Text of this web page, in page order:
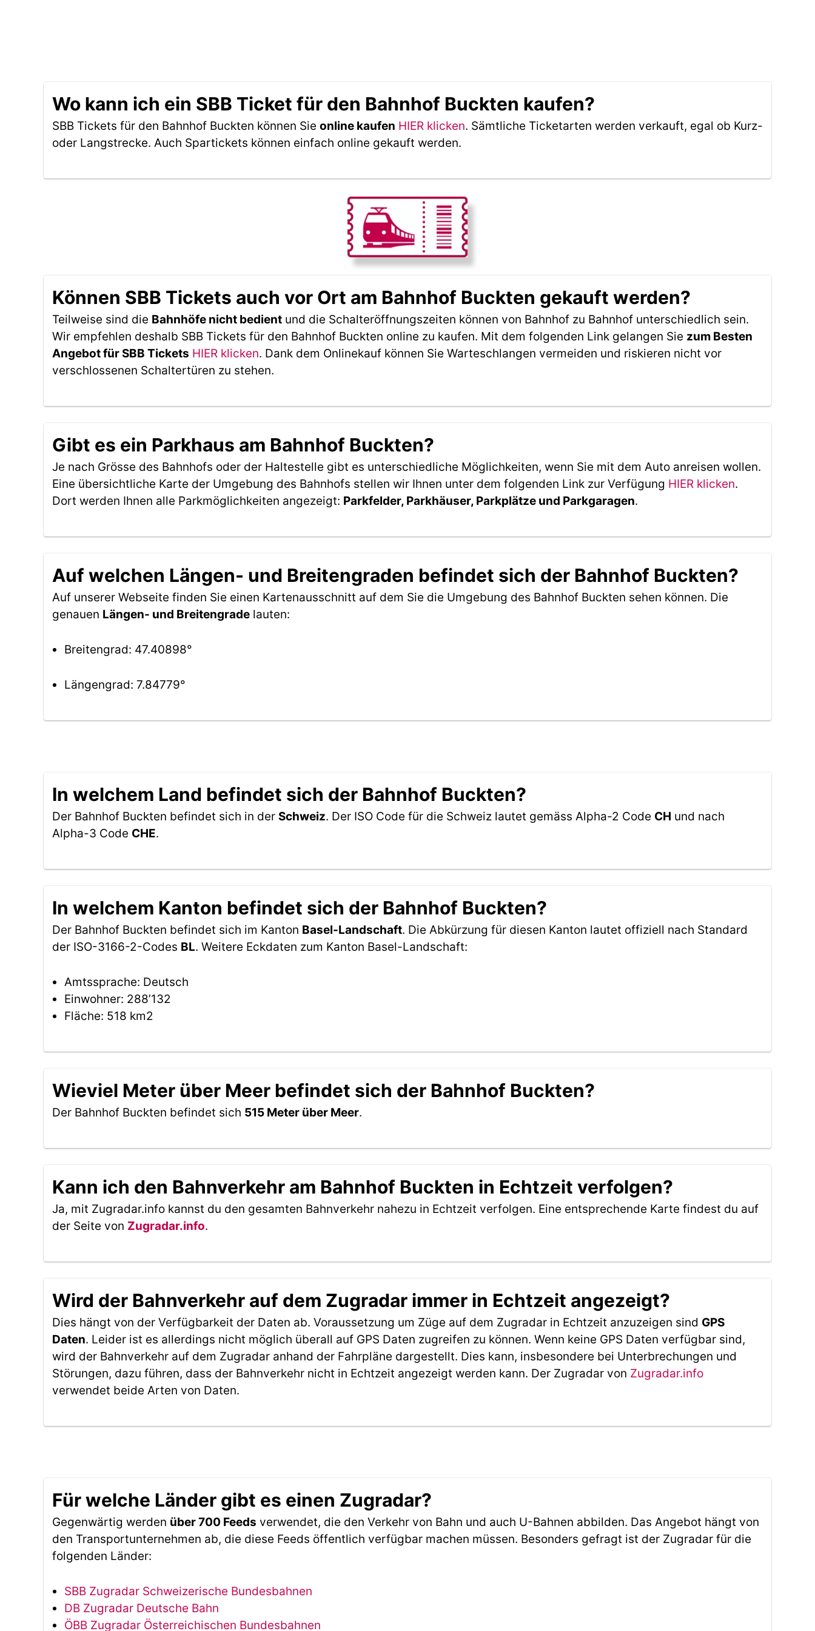
Wo kann ich ein SBB Ticket für den Bahnhof Buckten kaufen?
SBB Tickets für den Bahnhof Buckten können Sie online kaufen HIER klicken. Sämtliche Ticketarten werden verkauft, egal ob Kurz-
oder Langstrecke. Auch Spartickets können einfach online gekauft werden.
Können SBB Tickets auch vor Ort am Bahnhof Buckten gekauft werden?
Teilweise sind die Bahnhöfe nicht bedient und die Schalteröffnungszeiten können von Bahnhof zu Bahnhof unterschiedlich sein.
Wir empfehlen deshalb SBB Tickets für den Bahnhof Buckten online zu kaufen. Mit dem folgenden Link gelangen Sie zum Besten
Angebot für SBB Tickets HIER klicken. Dank dem Onlinekauf können Sie Warteschlangen vermeiden und riskieren nicht vor
verschlossenen Schaltertüren zu stehen.
Gibt es ein Parkhaus am Bahnhof Buckten?
Je nach Grösse des Bahnhofs oder der Haltestelle gibt es unterschiedliche Möglichkeiten, wenn Sie mit dem Auto anreisen wollen.
Eine übersichtliche Karte der Umgebung des Bahnhofs stellen wir Ihnen unter dem folgenden Link zur Verfügung HIER klicken.
Dort werden Ihnen alle Parkmöglichkeiten angezeigt: Parkfelder, Parkhäuser, Parkplätze und Parkgaragen.
Auf welchen Längen- und Breitengraden befindet sich der Bahnhof Buckten?
Auf unserer Webseite finden Sie einen Kartenausschnitt auf dem Sie die Umgebung des Bahnhof Buckten sehen können. Die
genauen Längen- und Breitengrade lauten:
Breitengrad: 47.40898°
Längengrad: 7.84779°
In welchem Land befindet sich der Bahnhof Buckten?
Der Bahnhof Buckten befindet sich in der Schweiz. Der ISO Code für die Schweiz lautet gemäss Alpha-2 Code CH und nach
Alpha-3 Code CHE.
In welchem Kanton befindet sich der Bahnhof Buckten?
Der Bahnhof Buckten befindet sich im Kanton Basel-Landschaft. Die Abkürzung für diesen Kanton lautet offiziell nach Standard
der ISO-3166-2-Codes BL. Weitere Eckdaten zum Kanton Basel-Landschaft:
Amtssprache: Deutsch
Einwohner: 288’132
Fläche: 518 km2
Wieviel Meter über Meer befindet sich der Bahnhof Buckten?
Der Bahnhof Buckten befindet sich 515 Meter über Meer.
Kann ich den Bahnverkehr am Bahnhof Buckten in Echtzeit verfolgen?
Ja, mit Zugradar.info kannst du den gesamten Bahnverkehr nahezu in Echtzeit verfolgen. Eine entsprechende Karte findest du auf
der Seite von Zugradar.info.
Wird der Bahnverkehr auf dem Zugradar immer in Echtzeit angezeigt?
Dies hängt von der Verfügbarkeit der Daten ab. Voraussetzung um Züge auf dem Zugradar in Echtzeit anzuzeigen sind GPS
Daten. Leider ist es allerdings nicht möglich überall auf GPS Daten zugreifen zu können. Wenn keine GPS Daten verfügbar sind,
wird der Bahnverkehr auf dem Zugradar anhand der Fahrpläne dargestellt. Dies kann, insbesondere bei Unterbrechungen und
Störungen, dazu führen, dass der Bahnverkehr nicht in Echtzeit angezeigt werden kann. Der Zugradar von Zugradar.info
verwendet beide Arten von Daten.
Für welche Länder gibt es einen Zugradar?
Gegenwärtig werden über 700 Feeds verwendet, die den Verkehr von Bahn und auch U-Bahnen abbilden. Das Angebot hängt von
den Transportunternehmen ab, die diese Feeds öffentlich verfügbar machen müssen. Besonders gefragt ist der Zugradar für die
folgenden Länder:
SBB Zugradar Schweizerische Bundesbahnen
DB Zugradar Deutsche Bahn
ÖBB Zugradar Österreichischen Bundesbahnen